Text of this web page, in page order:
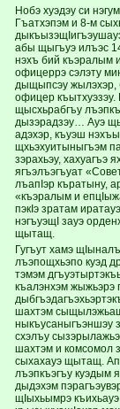
Нобэ хуэдэу си
Гъатхэпэм и 8-м
абы щыгъуэ илъэс
нэхъ бий къэралым
офицеррэ сэлэту
дыщыпсэу жылэхэр,
офицер
щысхьрабгъу
дызэрадзэу… Ауэ
адэхэр, къуэш
щхьэхуитыныгъэм
зэрахьэу,
ягъэлъэгъуат
лъапIэр къратыну,
«къэралым и
пэкIэ зратам
нэгъуэщI зауэ
щытащ.
Гугъут хамэ
лъэпощхьэпо куэд
тэмэм
къалэнхэм жыжьэрэ
шахтэм
ныкъусаныгъэншэу
схэлъу
шахтэм и комсомол
сыхахауэ щытащ.
лъэпкъэгъу куэдым
дыдэхэм
щIыхьымрэ